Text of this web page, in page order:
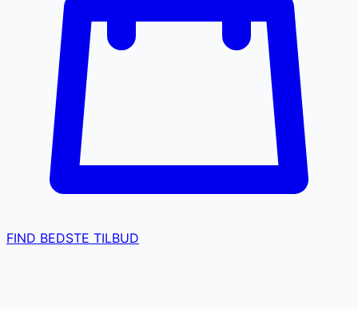
FIND BEDSTE TILBUD